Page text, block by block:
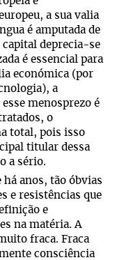
a sua valia
é amputada de
deprecia-se
é essencial para
económica (por
a
menosprezo é
o
total, pois isso
titular dessa
a sério.
há anos, tão óbvias
e resistências que
e
na matéria. A
fraca. Fraca
consciência